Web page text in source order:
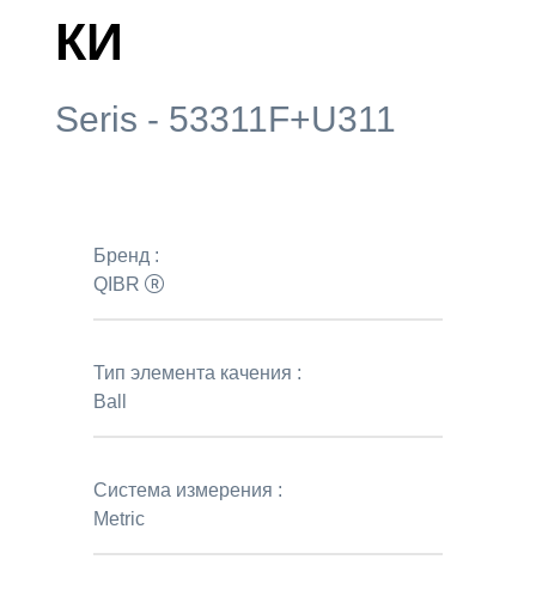
КИ
Seris - 53311F+U311
Бренд :
QIBR
Тип элемента качения :
Ball
Система измерения :
Metric